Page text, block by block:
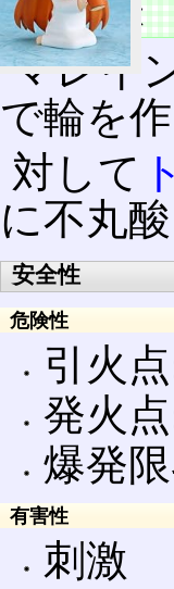
物質の特徴
マレイ
で輪を作
対して
に不丸
安全性
危険性
引火
発火
爆発
有害性
刺激